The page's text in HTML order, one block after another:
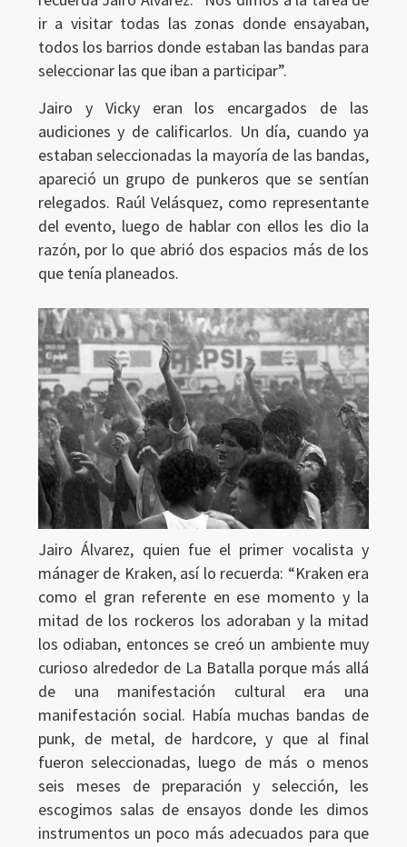
ir a visitar todas las zonas donde ensayaban,
todos los barrios donde estaban las bandas para
seleccionar las que iban a participar”.
Jairo y Vicky eran los encargados de las
audiciones y de calificarlos. Un día, cuando ya
estaban seleccionadas la mayoría de las bandas,
apareció un grupo de punkeros que se sentían
relegados. Raúl Velásquez, como representante
del evento, luego de hablar con ellos les dio la
razón, por lo que abrió dos espacios más de los
que tenía planeados.
Jairo Álvarez, quien fue el primer vocalista y
mánager de Kraken, así lo recuerda: “Kraken era
como el gran referente en ese momento y la
mitad de los rockeros los adoraban y la mitad
los odiaban, entonces se creó un ambiente muy
curioso alrededor de La Batalla porque más allá
de una manifestación cultural era una
manifestación social. Había muchas bandas de
punk, de metal, de hardcore, y que al final
fueron seleccionadas, luego de más o menos
seis meses de preparación y selección, les
escogimos salas de ensayos donde les dimos
instrumentos un poco más adecuados para que